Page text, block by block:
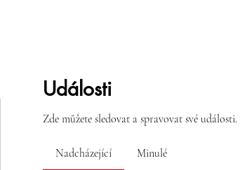
Události
Zde můžete sledovat a spravovat své události.
Nadcházející Minulé